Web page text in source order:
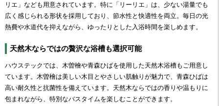
リエ」なども用意されています。特に「リーリエ」は、少ない湯量でも
広く感じられる形状を採用しており、節水性と快適性を両立。毎日の光
熱費や水道代を抑えながら、ゆったりとした入浴時間を楽しめます。
天然木ならではの贅沢な浴槽も選択可能
ハウステックでは、木曽檜や青森ひばを使用した天然木浴槽もご用意し
ています。木曽檜は美しい木目とやさしい肌触りが魅力で、青森ひばは
高い耐久性と抗菌性を備えています。天然木ならではの香りや温もりに
包まれながら、特別なバスタイムを楽しむことができます。